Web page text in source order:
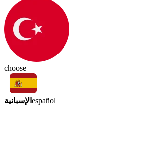
choose
الإسبانية español